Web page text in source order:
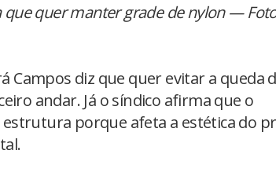
quer manter grade de nylon —
Campos diz que quer evitar a queda
andar. Já o síndico afirma que o
porque afeta a estética do